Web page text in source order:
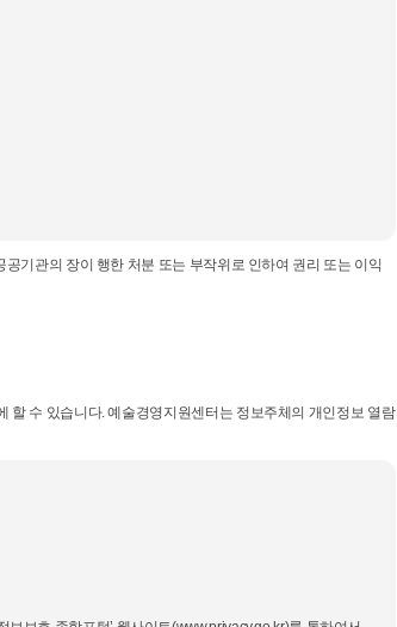
기관의 장이 행한 처분 또는 부작위로 인하여 권리 또는 이익
수 있습니다. 예술경영지원센터는 정보주체의 개인정보 열람